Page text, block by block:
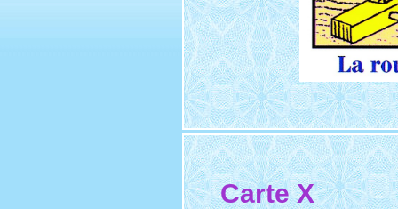
Carte X